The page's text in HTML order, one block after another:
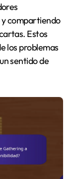
compartiendo
Estos
los problemas
sentido de